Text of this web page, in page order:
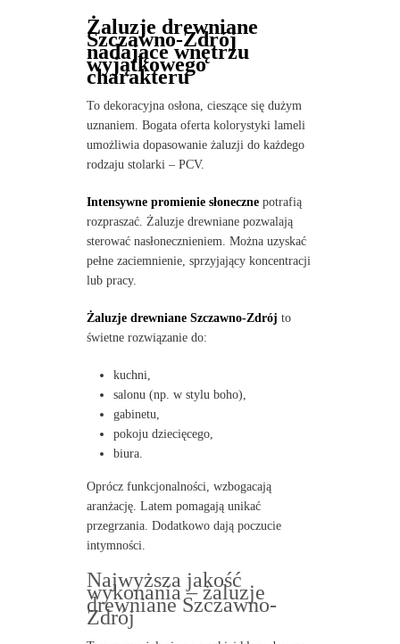
Żaluzje drewniane
Szczawno-Zdrój
nadające wnętrzu
wyjątkowego
charakteru
To dekoracyjna osłona, cieszące się dużym
uznaniem. Bogata oferta kolorystyki lameli
umożliwia dopasowanie żaluzji do każdego
rodzaju stolarki – PCV.
Intensywne promienie słonecznepotrafią
rozpraszać. Żaluzje drewniane pozwalają
sterować nasłonecznieniem. Można uzyskać
pełne zaciemnienie, sprzyjający koncentracji
lub pracy.
Żaluzje drewniane Szczawno-Zdrój to
świetne rozwiązanie do:
kuchni,
salonu (np. w stylu boho),
gabinetu,
pokoju dziecięcego,
biura.
Oprócz funkcjonalności, wzbogacają
aranżację. Latem pomagają unikać
przegrzania. Dodatkowo dają poczucie
intymności.
Najwyższa jakość
wykonania – żaluzje
drewniane Szczawno-
Zdrój